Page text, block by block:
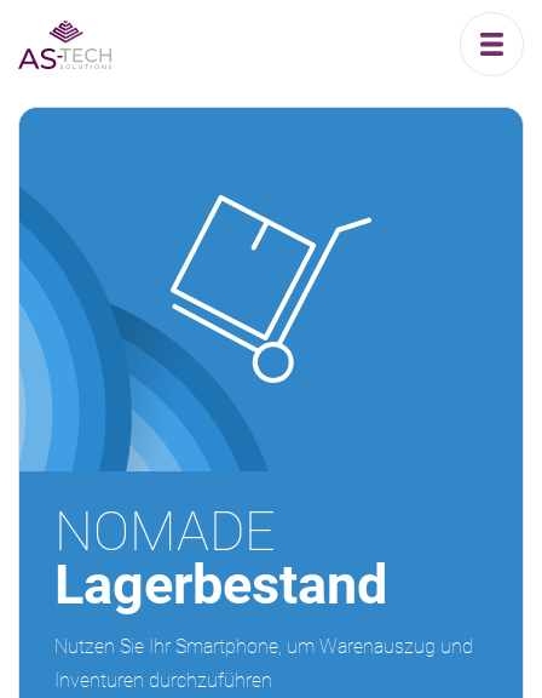
NOMADE
Lagerbestand
Nutzen Sie Ihr Smartphone, um Warenauszug und
Inventuren durchzuführen